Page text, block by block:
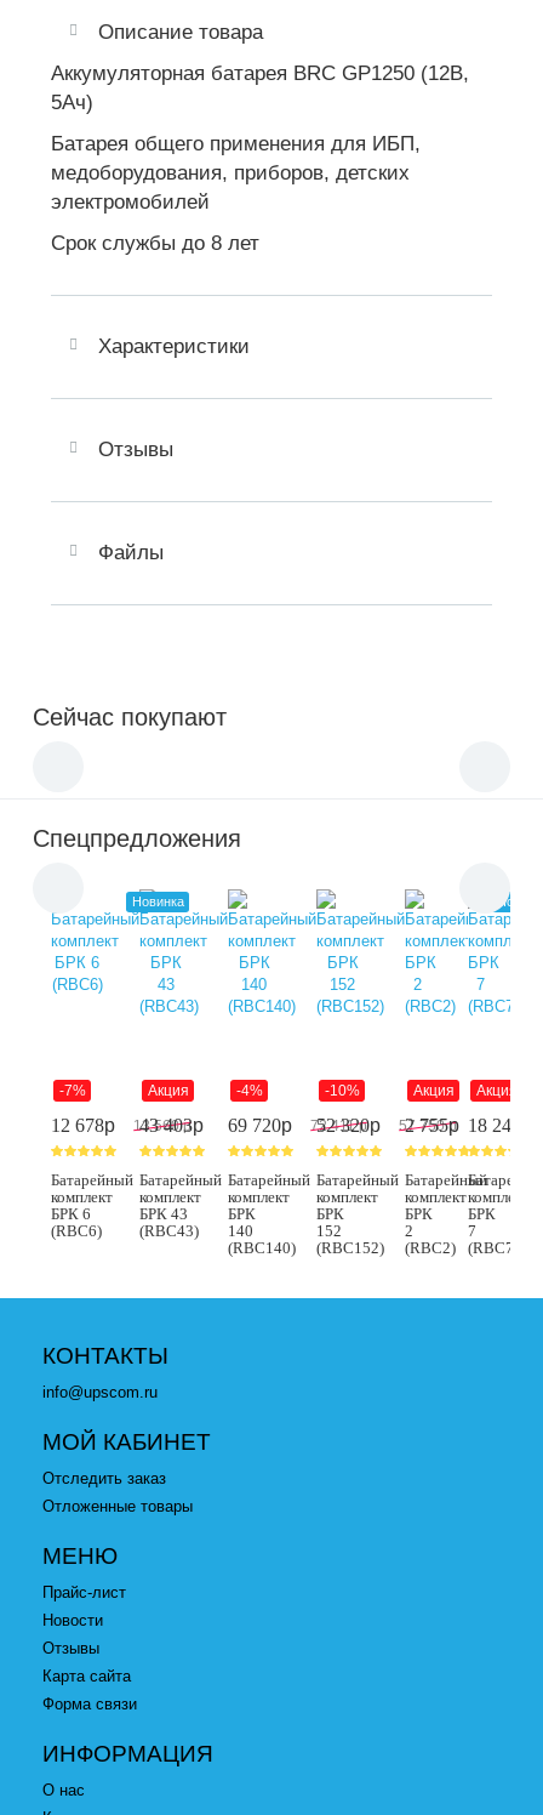
Описание товара
Аккумуляторная батарея BRC GP1250 (12В,
5Ач)
Батарея общего применения для ИБП,
медоборудования, приборов, детских
электромобилей
Срок службы до 8 лет
Характеристики
Отзывы
Файлы
Сейчас покупают
Спецпредложения
-7%
12 678p 13 560 p
Батарейный
комплект
БРК 6
(RBC6)
Акция
Новинка
43 403p
Батарейный
комплект
БРК 43
(RBC43)
-4%
69 720p 72 411 p
Батарейный
комплект
БРК
140
(RBC140)
-10%
52 320p 57 750 p
Батарейный
комплект
БРК
152
(RBC152)
Акция
2 755p
Батарейный
комплект
БРК
2
(RBC2)
Акция
18 243
комплект
БРК
7
(RBC7)
КОНТАКТЫ
info@upscom.ru
МОЙ КАБИНЕТ
Отследить заказ
Отложенные товары
МЕНЮ
Прайс-лист
Новости
Отзывы
Карта сайта
Форма связи
ИНФОРМАЦИЯ
О нас